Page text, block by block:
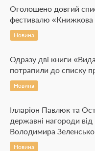
Оголошено довгий
фестивалю «Книжкова
Новина
Одразу дві книги
потрапили до списку
Новина
Ілларіон Павлюк та
державні нагороди
Володимира
Новина